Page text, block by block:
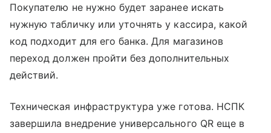
Покупателю не нужно будет заранее искать
нужную табличку или уточнять у кассира, какой
код подходит для его банка. Для магазинов
переход должен пройти без дополнительных
действий.
Техническая инфраструктура уже готова. НСПК
завершила внедрение универсального QR еще в